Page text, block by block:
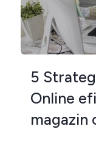
5
Online
magazin